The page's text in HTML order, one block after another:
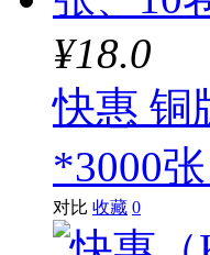
¥18.0
快惠 铜
*3000
对比 收藏 0